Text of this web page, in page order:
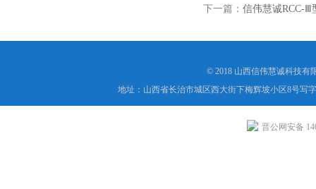
下一篇： 信伟慧诚RCC-Ⅲ
© 2018 山西信伟慧诚科技有
地址：山西省长治市城区西大街下梅辉坡小区8号写
晋公网安备